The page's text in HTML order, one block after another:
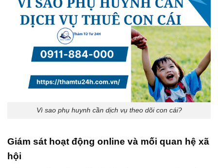
Vì sao phụ huynh cần dịch vụ theo dõi con cái?
Giám sát hoạt động online và mối quan hệ xã
hội